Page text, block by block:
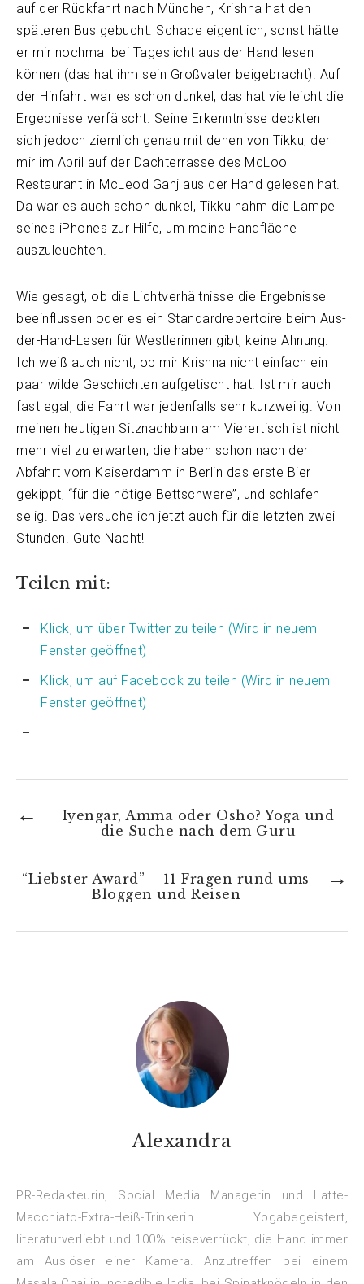
auf der Rückfahrt nach München, Krishna hat den
späteren Bus gebucht. Schade eigentlich, sonst hätte
er mir nochmal bei Tageslicht aus der Hand lesen
können (das hat ihm sein Großvater beigebracht). Auf
der Hinfahrt war es schon dunkel, das hat vielleicht die
Ergebnisse verfälscht. Seine Erkenntnisse deckten
sich jedoch ziemlich genau mit denen von Tikku, der
mir im April auf der Dachterrasse des McLoo
Restaurant in McLeod Ganj aus der Hand gelesen hat.
Da war es auch schon dunkel, Tikku nahm die Lampe
seines iPhones zur Hilfe, um meine Handfläche
auszuleuchten.
Wie gesagt, ob die Lichtverhältnisse die Ergebnisse
beeinflussen oder es ein Standardrepertoire beim Aus-
der-Hand-Lesen für Westlerinnen gibt, keine Ahnung.
Ich weiß auch nicht, ob mir Krishna nicht einfach ein
paar wilde Geschichten aufgetischt hat. Ist mir auch
fast egal, die Fahrt war jedenfalls sehr kurzweilig. Von
meinen heutigen Sitznachbarn am Vierertisch ist nicht
mehr viel zu erwarten, die haben schon nach der
Abfahrt vom Kaiserdamm in Berlin das erste Bier
gekippt, “für die nötige Bettschwere”, und schlafen
selig. Das versuche ich jetzt auch für die letzten zwei
Stunden. Gute Nacht!
Teilen mit:
Klick, um über Twitter zu teilen (Wird in neuem
Fenster geöffnet)
Klick, um auf Facebook zu teilen (Wird in neuem
Fenster geöffnet)
Iyengar, Amma oder Osho? Yoga und
die Suche nach dem Guru
“Liebster Award” – 11 Fragen rund ums
Bloggen und Reisen
Alexandra
PR-Redakteurin, Social Media Managerin und Latte-
Macchiato-Extra-Heiß-Trinkerin. Yogabegeistert,
literaturverliebt und 100% reiseverrückt, die Hand immer
am Auslöser einer Kamera. Anzutreffen bei einem